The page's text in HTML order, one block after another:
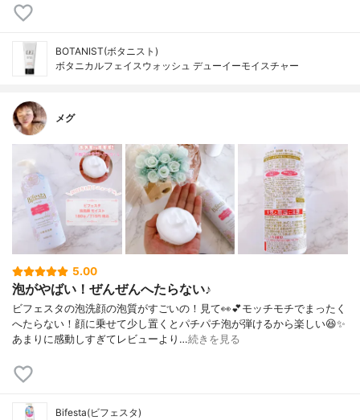
BOTANIST(ボタニスト)
ボタニカルフェイスウォッシュ デューイーモイスチャー
メグ
5.00
泡がやばい！ぜんぜんへたらない♪
ビフェスタの泡洗顔の泡質がすごいの！見て👀💕モッチモチでまったく
へたらない！顔に乗せて少し置くとパチパチ泡が弾けるから楽しい😆✨
あまりに感動しすぎてレビューより…続きを見る
Bifesta(ビフェスタ)